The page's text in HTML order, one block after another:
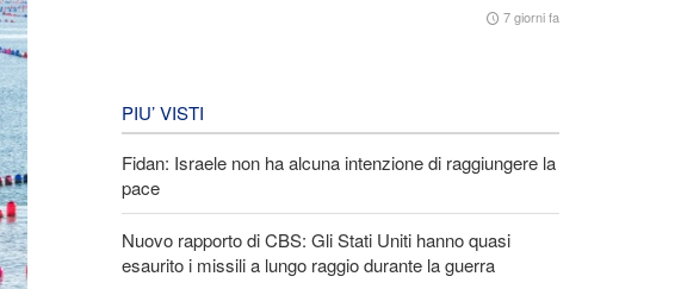
7 giorni fa
PIU’ VISTI
Fidan: Israele non ha alcuna intenzione di raggiungere la
pace
Nuovo rapporto di CBS: Gli Stati Uniti hanno quasi
esaurito i missili a lungo raggio durante la guerra